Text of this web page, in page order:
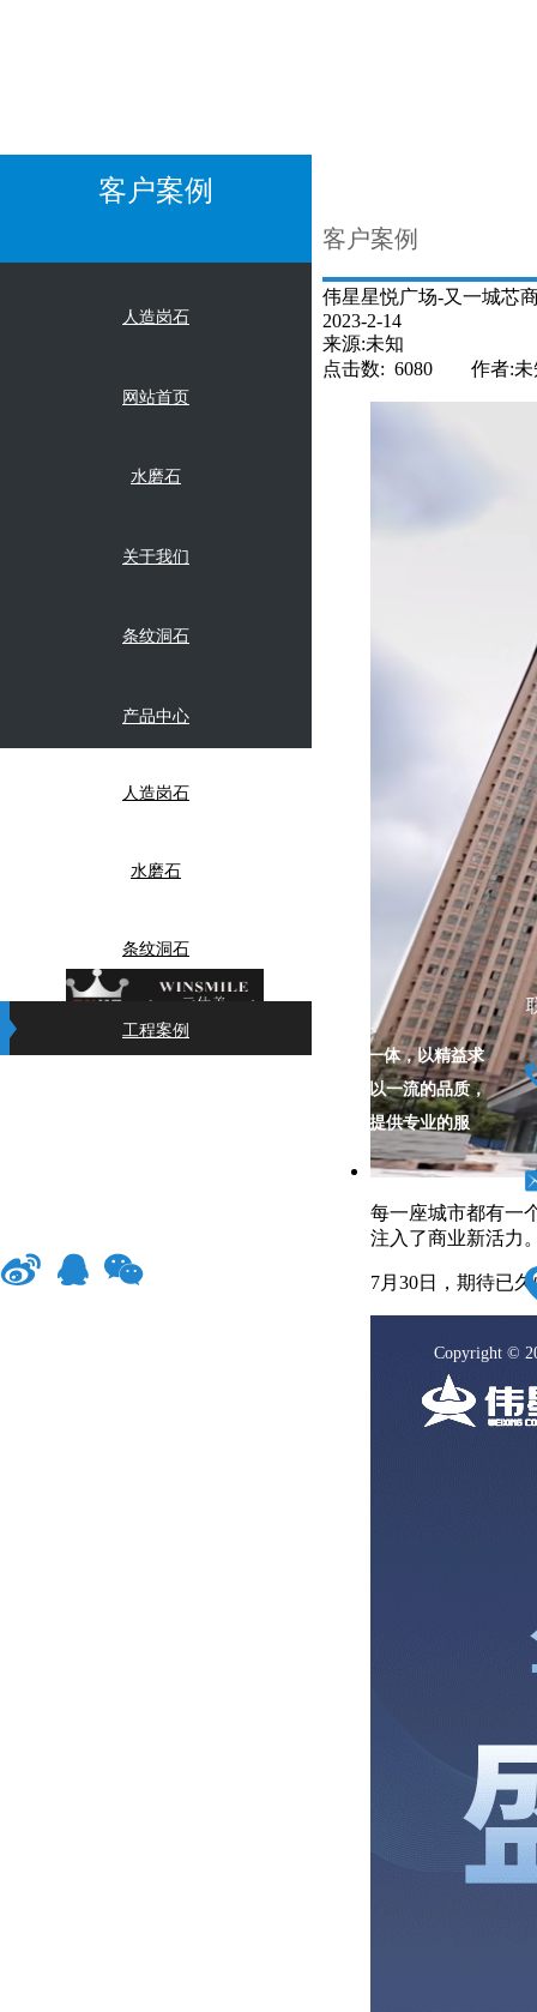
客户案例
人造岗石
网站首页
水磨石
关于我们
条纹洞石
产品中心
人造岗石
水磨石
条纹洞石
工程案例
客户案例
伟星星悦广场-又一城芯
2023-2-14
来源:未知
点击数: 6080 作者:未
每一座城市都有一
注入了商业新活力
7月30日，期待已
云仕美岗石，是一个集科研、生产、销售于一体，以精益求
精、不断超越的理念，倾力打造的高端岗石品牌，以一流的品质，
尖端的研发，构筑起丰富的高端产品体系，为客户提供专业的服
Copyright ©